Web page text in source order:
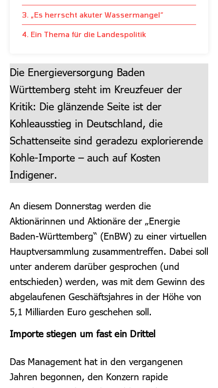
3. „Es herrscht akuter Wassermangel“
4. Ein Thema für die Landespolitik
Die Energieversorgung Baden
Württemberg steht im Kreuzfeuer der
Kritik: Die glänzende Seite ist der
Kohleausstieg in Deutschland, die
Schattenseite sind geradezu explorierende
Kohle-Importe – auch auf Kosten
Indigener.
An diesem Donnerstag werden die
Aktionärinnen und Aktionäre der „Energie
Baden-Württemberg“ (EnBW) zu einer virtuellen
Hauptversammlung zusammentreffen. Dabei soll
unter anderem darüber gesprochen (und
entschieden) werden, was mit dem Gewinn des
abgelaufenen Geschäftsjahres in der Höhe von
5,1 Milliarden Euro geschehen soll.
Importe stiegen um fast ein Drittel
Das Management hat in den vergangenen
Jahren begonnen, den Konzern rapide